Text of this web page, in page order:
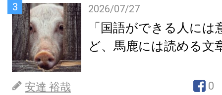
3 2026/07/27
「国語ができる人には
ど、馬鹿には読める文
安達 裕哉 0